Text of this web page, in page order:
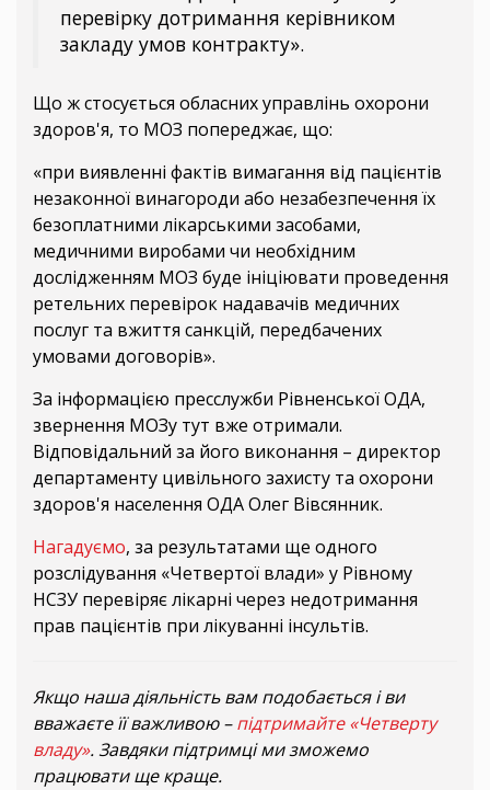
перевірку дотримання керівником
закладу умов контракту».
Що ж стосується обласних управлінь охорони
здоров'я, то МОЗ попереджає, що:
«при виявленні фактів вимагання від пацієнтів
незаконної винагороди або незабезпечення їх
безоплатними лікарськими засобами,
медичними виробами чи необхідним
дослідженням МОЗ буде ініціювати проведення
ретельних перевірок надавачів медичних
послуг та вжиття санкцій, передбачених
умовами договорів».
За інформацією пресслужби Рівненської ОДА,
звернення МОЗу тут вже отримали.
Відповідальний за його виконання – директор
департаменту цивільного захисту та охорони
здоров'я населення ОДА Олег Вівсянник.
Нагадуємо, за результатами ще одного
розслідування «Четвертої влади» у Рівному
НСЗУ перевіряє лікарні через недотримання
прав пацієнтів при лікуванні інсультів.
Якщо наша діяльність вам подобається і ви
вважаєте її важливою –підтримайте «Четверту
владу». Завдяки підтримці ми зможемо
працювати ще краще.